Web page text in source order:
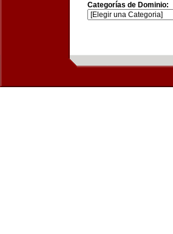
Categorías de Dominio: